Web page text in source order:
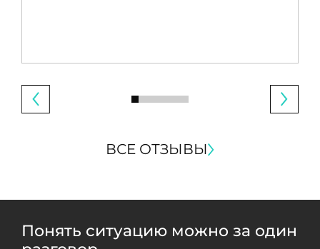
ВСЕ ОТЗЫВЫ
Понять ситуацию можно за один